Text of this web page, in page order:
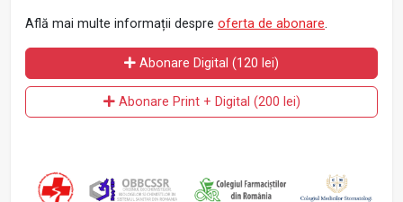
Află mai multe informații despre oferta de abonare.
Abonare Digital (120 lei)
Abonare Print + Digital (200 lei)